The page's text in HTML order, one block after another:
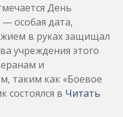
День
особая дата,
в руках защищал
учреждения этого
и
таким как «Боевое
состоялся в Читать